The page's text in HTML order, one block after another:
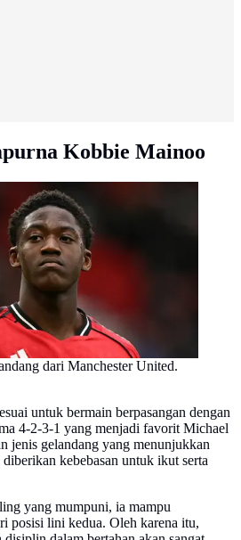
Kobbie Mainoo
dari Manchester United.
untuk bermain berpasangan dengan
4-2-3-1 yang menjadi favorit Michael
jenis gelandang yang menunjukkan
kebebasan untuk ikut serta
yang mumpuni, ia mampu
posisi lini kedua. Oleh karena itu,